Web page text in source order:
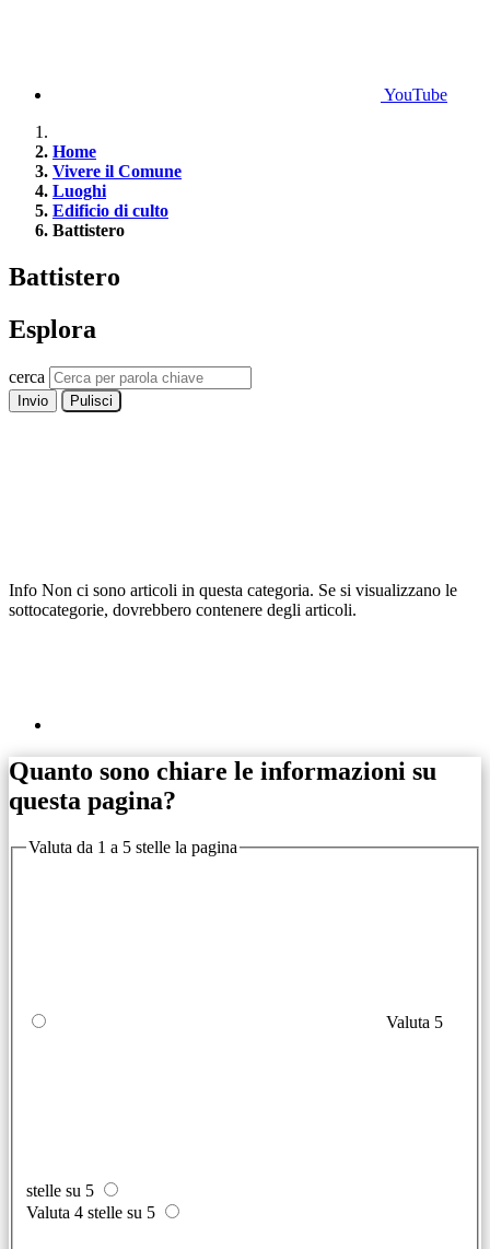
YouTube
Home
Vivere il Comune
Luoghi
Edificio di culto
Battistero
Battistero
Esplora
cerca
Invio Pulisci
Info Non ci sono articoli in questa categoria. Se si visualizzano le
sottocategorie, dovrebbero contenere degli articoli.
Quanto sono chiare le informazioni su
questa pagina?
Valuta da 1 a 5 stelle la pagina
Valuta 5
stelle su 5
Valuta 4 stelle su 5